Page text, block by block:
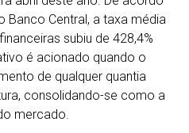
Banco Central, a taxa média
subiu de 428,4%
é acionado quando o
de qualquer quantia
consolidando-se como a
mercado.